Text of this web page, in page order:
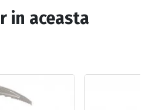
in aceasta